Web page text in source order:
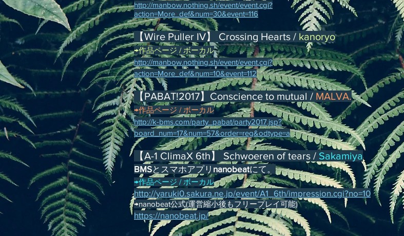
http://manbow.nothing.sh/event/event.cgi?
action=More_def&num=30&event=116
【Wire Puller IV】 Crossing Hearts / kanoryo
→作品ページ / ボーカル
http://manbow.nothing.sh/event/event.cgi?
action=More_def&num=10&event=112
【PABAT!2017】Conscience to mutual / MALVA.
→作品ページ / ボーカル
http://k-bms.com/party_pabat/party2017.jsp?
board_num=17&num=57&order=reg&odtype=a
【A-1 ClimaX 6th】 Schwoeren of tears / Sakamiya
BMSとスマホアプリ nanobeatにて。
→作品ページ / ボーカル
http://yaruki0.sakura.ne.jp/event/A1_6th/impression.cgi?no=10
→nanobeat公式(運営縮小後もフリープレイ可能)
https://nanobeat.jp/